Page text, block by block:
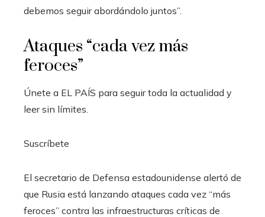
debemos seguir abordándolo juntos”.
Ataques “cada vez más
feroces”
Únete a EL PAÍS para seguir toda la actualidad y
leer sin límites.
Suscríbete
El secretario de Defensa estadounidense alertó de
que Rusia está lanzando ataques cada vez “más
feroces” contra las infraestructuras críticas de